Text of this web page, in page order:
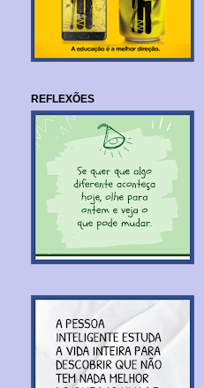
REFLEXÕES